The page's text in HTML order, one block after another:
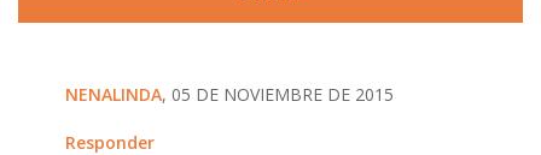
NENALINDA, 05 DE NOVIEMBRE DE 2015
Responder